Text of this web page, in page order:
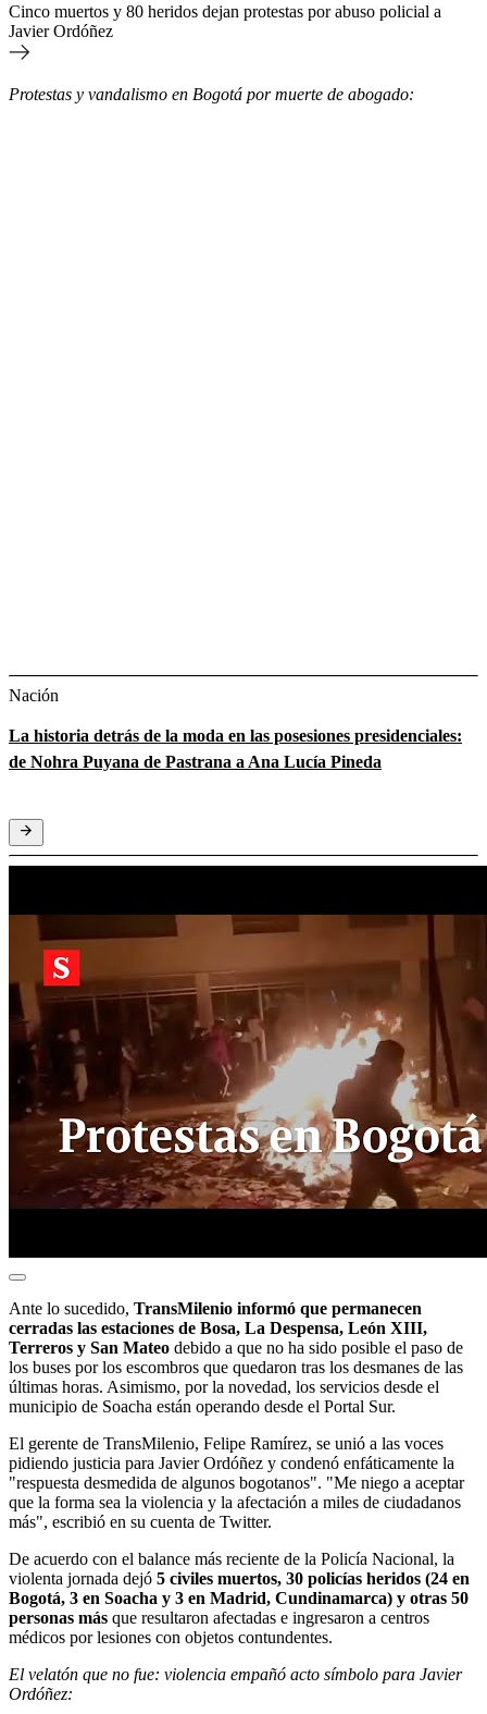
Cinco muertos y 80 heridos dejan protestas por abuso policial a
Javier Ordóñez
Protestas y vandalismo en Bogotá por muerte de abogado:
Nación
La historia detrás de la moda en las posesiones presidenciales:
de Nohra Puyana de Pastrana a Ana Lucía Pineda
Ante lo sucedido, TransMilenio informó que permanecen
cerradas las estaciones de Bosa, La Despensa, León XIII,
Terreros y San Mateo debido a que no ha sido posible el paso de
los buses por los escombros que quedaron tras los desmanes de las
últimas horas. Asimismo, por la novedad, los servicios desde el
municipio de Soacha están operando desde el Portal Sur.
El gerente de TransMilenio, Felipe Ramírez, se unió a las voces
pidiendo justicia para Javier Ordóñez y condenó enfáticamente la
"respuesta desmedida de algunos bogotanos". "Me niego a aceptar
que la forma sea la violencia y la afectación a miles de ciudadanos
más", escribió en su cuenta de Twitter.
De acuerdo con el balance más reciente de la Policía Nacional, la
violenta jornada dejó 5 civiles muertos, 30 policías heridos (24 en
Bogotá, 3 en Soacha y 3 en Madrid, Cundinamarca) y otras 50
personas más que resultaron afectadas e ingresaron a centros
médicos por lesiones con objetos contundentes.
El velatón que no fue: violencia empañó acto símbolo para Javier
Ordóñez: